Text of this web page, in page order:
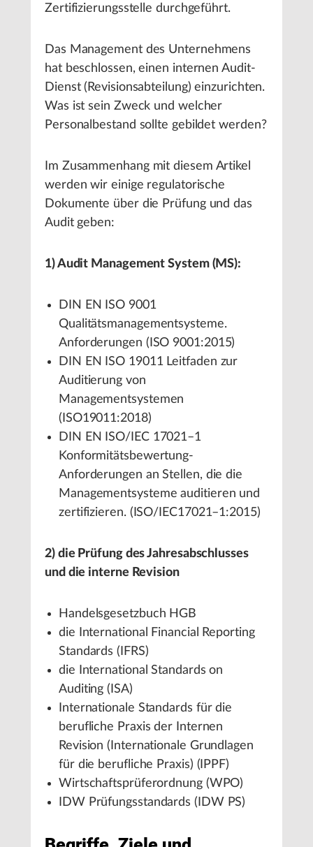
Zertifizierungsstelle durchgeführt.
Das Management des Unternehmens
hat beschlossen, einen internen Audit-
Dienst (Revisionsabteilung) einzurichten.
Was ist sein Zweck und welcher
Personalbestand sollte gebildet werden?
Im Zusammenhang mit diesem Artikel
werden wir einige regulatorische
Dokumente über die Prüfung und das
Audit geben:
1) Audit Management System (MS):
DIN EN ISO 9001
Qualitätsmanagementsysteme.
Anforderungen (ISO 9001:2015)
DIN EN ISO 19011 Leitfaden zur
Auditierung von
Managementsystemen
(ISO19011:2018)
DIN EN ISO/IEC 17021–1
Konformitätsbewertung-
Anforderungen an Stellen, die die
Managementsysteme auditieren und
zertifizieren. (ISO/IEC17021–1:2015)
2) die Prüfung des Jahresabschlusses
und die interne Revision
Handelsgesetzbuch HGB
die International Financial Reporting
Standards (IFRS)
die International Standards on
Auditing (ISA)
Internationale Standards für die
berufliche Praxis der Internen
Revision (Internationale Grundlagen
für die berufliche Praxis) (IPPF)
Wirtschaftsprüferordnung (WPO)
IDW Prüfungsstandards (IDW PS)